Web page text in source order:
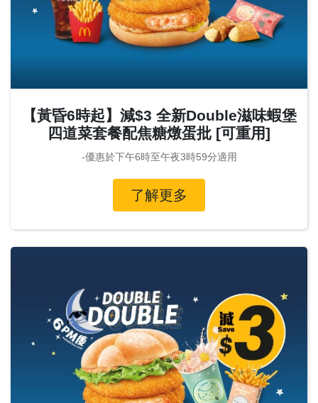
【黃昏6時起】減$3 全新Double滋味蝦堡
四道菜套餐配焦糖燉蛋批 [可重用]
-優惠於下午6時至午夜3時59分適用
了解更多